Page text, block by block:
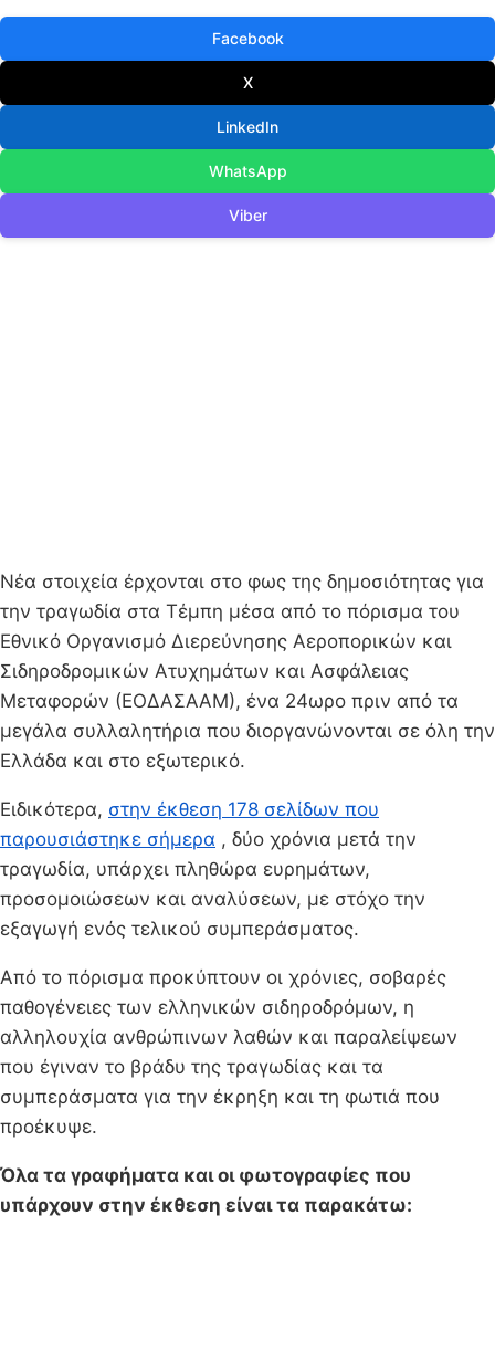
Facebook
X
LinkedIn
WhatsApp
Viber
Νέα στοιχεία έρχονται στο φως της δημοσιότητας για
την τραγωδία στα Τέμπη μέσα από το πόρισμα του
Εθνικό Οργανισμό Διερεύνησης Αεροπορικών και
Σιδηροδρομικών Ατυχημάτων και Ασφάλειας
Μεταφορών (ΕΟΔΑΣΑΑΜ), ένα 24ωρο πριν από τα
μεγάλα συλλαλητήρια που διοργανώνονται σε όλη την
Ελλάδα και στο εξωτερικό.
Ειδικότερα, στην έκθεση 178 σελίδων που
παρουσιάστηκε σήμερα , δύο χρόνια μετά την
τραγωδία, υπάρχει πληθώρα ευρημάτων,
προσομοιώσεων και αναλύσεων, με στόχο την
εξαγωγή ενός τελικού συμπεράσματος.
Από το πόρισμα προκύπτουν οι χρόνιες, σοβαρές
παθογένειες των ελληνικών σιδηροδρόμων, η
αλληλουχία ανθρώπινων λαθών και παραλείψεων
που έγιναν το βράδυ της τραγωδίας και τα
συμπεράσματα για την έκρηξη και τη φωτιά που
προέκυψε.
Όλα τα γραφήματα και οι φωτογραφίες που
υπάρχουν στην έκθεση είναι τα παρακάτω: